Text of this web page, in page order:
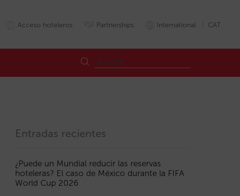
Acceso hoteleros Partnerships International CAT
Entradas recientes
¿Puede un Mundial reducir las reservas
hoteleras? El caso de México durante la FIFA
World Cup 2026